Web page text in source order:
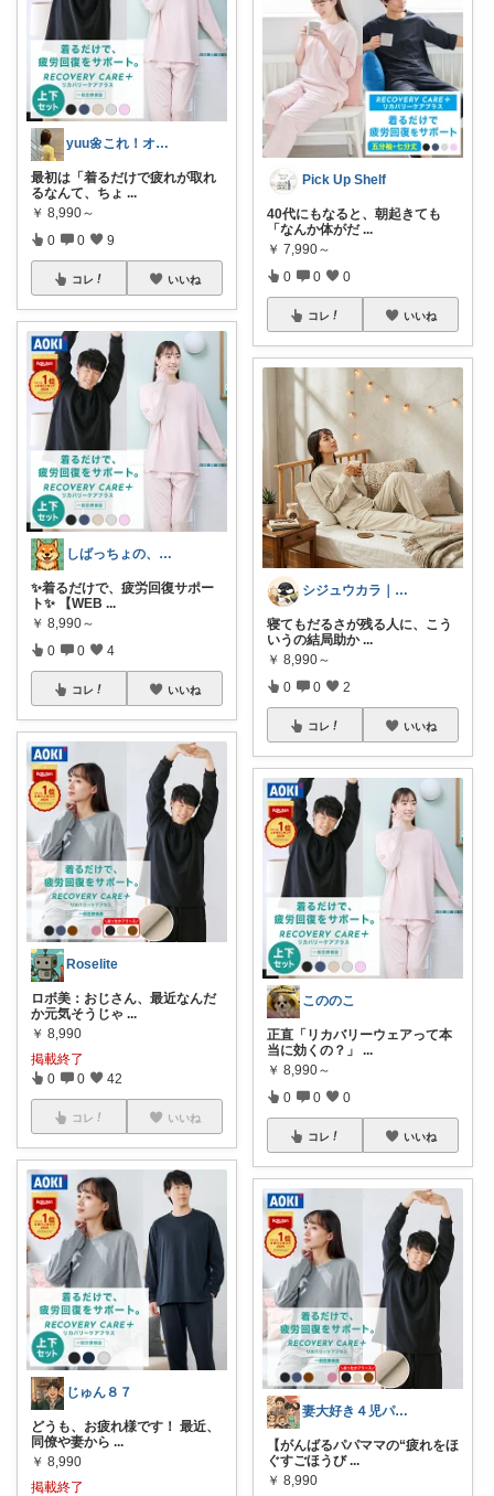
yuu🌼これ！オススメ✨
最初は「着るだけで疲れが取れ
るなんて、ちょ ...
￥ 8,990～
0 0 9
コレ いいね
しばっちょの、ちょっと元気な明日へ
✨着るだけで、疲労回復サポー
ト✨ 【WEB ...
￥ 8,990～
0 0 4
コレ いいね
Roselite
ロボ美：おじさん、最近なんだ
か元気そうじゃ ...
￥ 8,990
掲載終了
0 0 42
コレ いいね
じゅん８７
どうも、お疲れ様です！ 最近、
同僚や妻から ...
￥ 8,990
掲載終了
Pick Up Shelf
40代にもなると、朝起きても
「なんか体がだ ...
￥ 7,990～
0 0 0
コレ いいね
シジュウカラ｜疲労回復×暮らし改善
寝てもだるさが残る人に、こう
いうの結局助か ...
￥ 8,990～
0 0 2
コレ いいね
こののこ
正直「リカバリーウェアって本
当に効くの？」
...
￥ 8,990～
0 0 0
コレ いいね
妻大好き４児パパの暮らしROOM
【がんばるパパママの“疲れをほ
ぐすごほうび ...
￥ 8,990